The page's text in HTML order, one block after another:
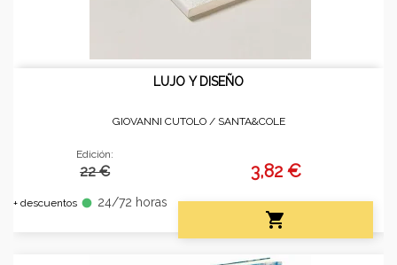
LUJO Y DISEÑO
GIOVANNI CUTOLO / SANTA&COLE
Edición:
22 €
+ descuentos fiber_manual_record 24/72 horas
3,82 €
